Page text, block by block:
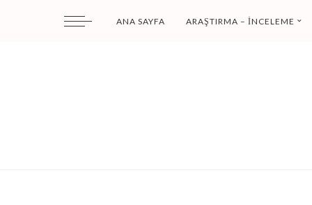
ANA SAYFA ARAŞTIRMA – İNCELEME